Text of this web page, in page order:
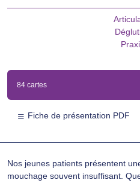
84 cartes
Fiche de présentation PDF
Nos jeunes patients présentent
mouchage souvent insuffisant.